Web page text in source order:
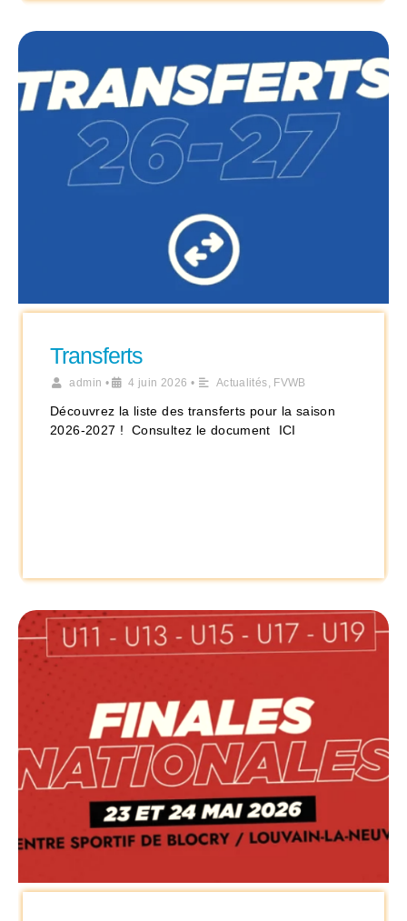
Transferts
admin • 4 juin 2026 • Actualités, FVWB
Découvrez la liste des transferts pour la saison
2026-2027 ! Consultez le document ICI